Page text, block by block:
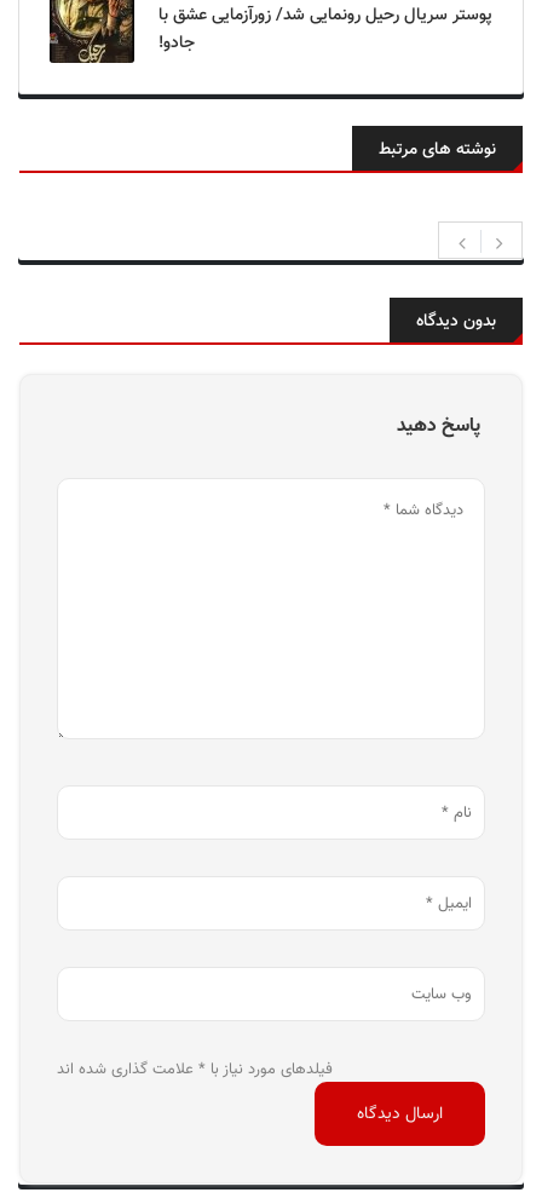
پوستر سریال رحیل رونمایی شد/ زورآزمایی عشق با
جادو!
نوشته های مرتبط
بدون دیدگاه
پاسخ دهید
فیلدهای مورد نیاز با * علامت گذاری شده اند